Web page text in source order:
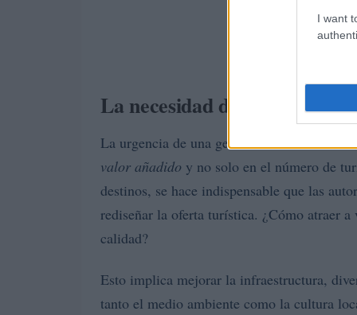
I want
La necesidad de una gestión
La urgencia de una gestión más
valor añadido y no solo en el número de
destinos, se hace indispensable que las
rediseñar la oferta turística. ¿Cómo atraer
calidad?
Esto implica mejorar la infraestructura,
tanto el medio ambiente como la cultura